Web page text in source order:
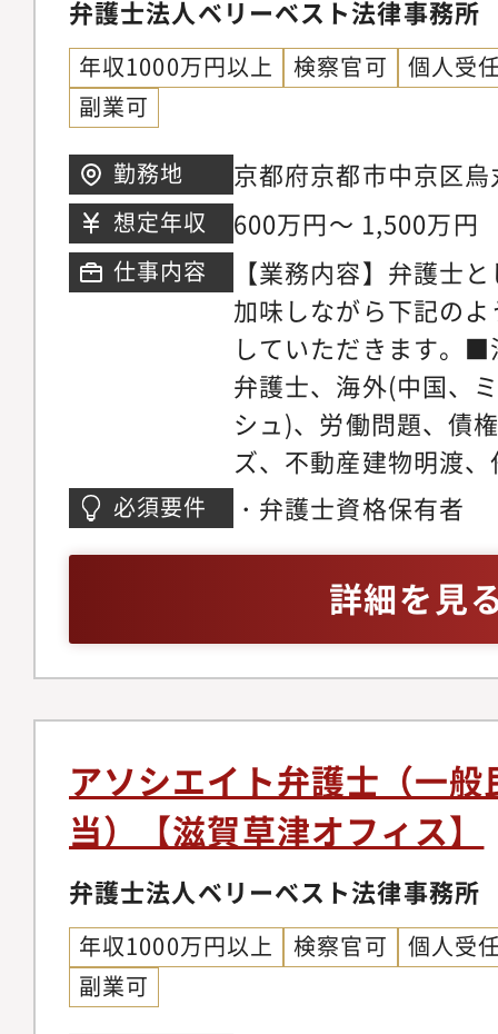
ニーズに応じ、今後
以上に大きく切り込
ます。【サポート制
事務所では業務支援
研修実施やオフィス
おります。領域が広
領域についてミスマ
やかなサポート体制
リアステップについ
い分野の仕事に触れ
関心の高い分野で専
だきます。ゆくゆく
戦しつつ後輩弁護士
だきます。経験を積
師や、メディアへの
ているパラリーガル
士が多くの案件に専
き、短期間で弁護士
事ができる環境です
マーケティング・営
事務所では各専門チ
の段階から弁護士が
います。マーケティ
助けを借りながら、
きるかを弁護士が主
た、顧客獲得の見込
ロージングの段階で
をお願いしている為
着けることが可能で
ネスモデルでの実務
事務所の中には、価
り、実績が少なく専
朗会計とクライアン
ブルな料金体系を構
ニーズに応じ、今後
以上に大きく切り込
ます。【サポート制
弁護士法人ベリーベスト法律事務所
年収1000万円以上 検察官可
個人受
副業可
勤務地
京都府京都市中京区
町659番地 烏丸中央
定します
想定年収 600万円～ 1,500万円
仕事内容
【業務内容】弁護士
加味しながら下記の
していただきます。
弁護士、海外(中国、
シュ)、労働問題、債
ズ、不動産建物明渡
件、不動産・法人登
務、コーポレートガ
チャー法務、IPO法
件、紛争案件、知的
テイメント、国際取
個人のお客様向け交
金請求、離婚問題、
産相続、労働問題、
外国人のビザ申請【
の】◆幅広い分野/豊
ているパラリーガル
士が多くの案件に専
必須要件 ・弁護士資格保有者
詳細を見
アソシエイト弁護士（一
当）【滋賀草津オフィス】
弁護士法人ベリーベスト法律事務所
年収1000万円以上 検察官可
個人受
副業可